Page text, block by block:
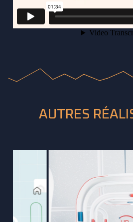
AUTRES